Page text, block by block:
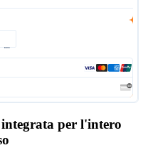
per l'intero